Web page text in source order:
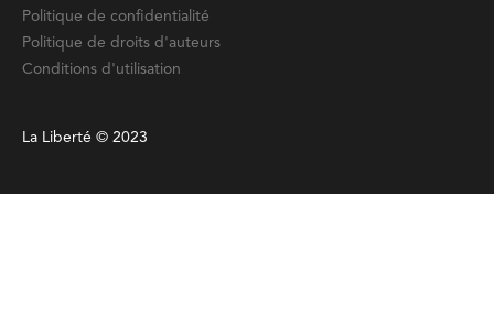
Politique de confidentialité
Politique de droits d'auteurs
Conditions d'utilisation
La Liberté © 2023